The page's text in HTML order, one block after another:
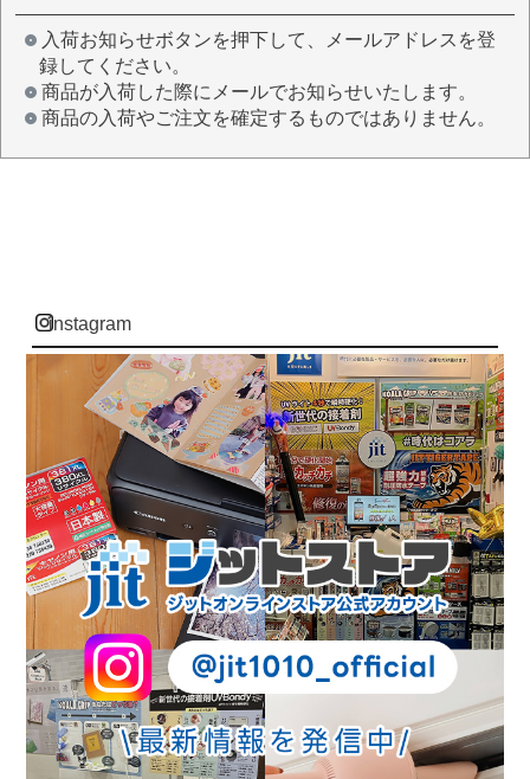
入荷お知らせボタンを押下して、メールアドレスを登
録してください。
商品が入荷した際にメールでお知らせいたします。
商品の入荷やご注文を確定するものではありません。
instagram